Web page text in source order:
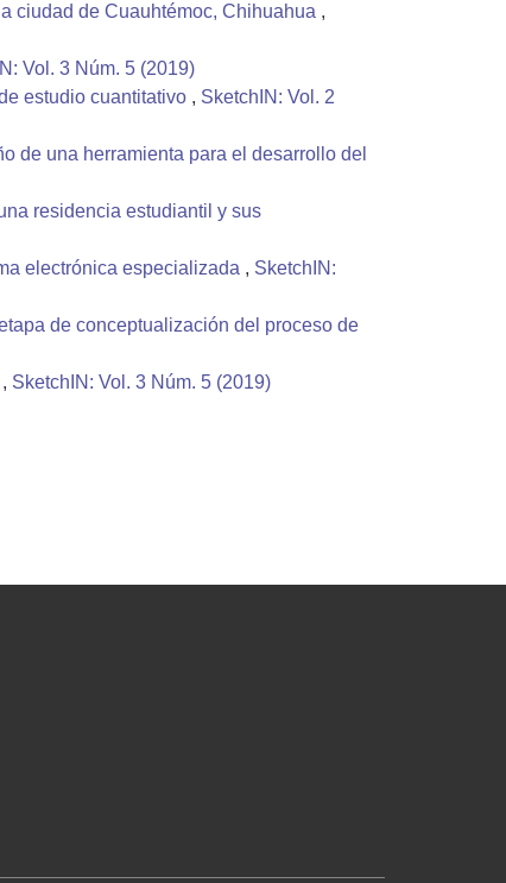
ciudad de Cuauhtémoc, Chihuahua ,
Vol. 3 Núm. 5 (2019)
estudio cuantitativo , SketchIN: Vol. 2
de una herramienta para el desarrollo del
residencia estudiantil y sus
electrónica especializada , SketchIN:
de conceptualización del proceso de
, SketchIN: Vol. 3 Núm. 5 (2019)